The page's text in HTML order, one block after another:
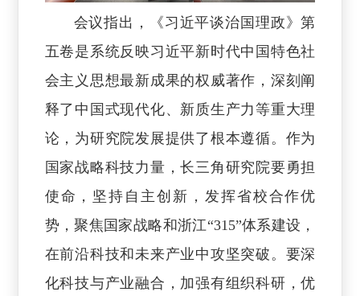
会议指出，《习近平谈治国理政》第
五卷是系统反映习近平新时代中国特色社
会主义思想最新成果的权威著作，深刻阐
释了中国式现代化、新质生产力等重大理
论，为研究院发展提供了根本遵循。作为
国家战略科技力量，长三角研究院要勇担
使命，坚持自主创新，发挥省校合作优
势，聚焦国家战略和浙江“315”体系建设，
在前沿科技和未来产业中攻坚突破。要深
化科技与产业融合，加强有组织科研，优